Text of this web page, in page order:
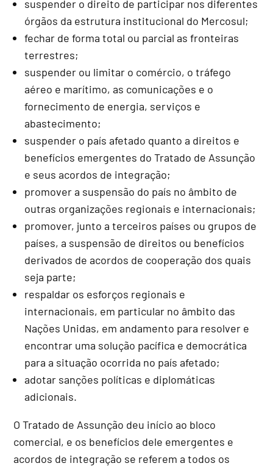
suspender o direito de participar nos diferentes
órgãos da estrutura institucional do Mercosul;
fechar de forma total ou parcial as fronteiras
terrestres;
suspender ou limitar o comércio, o tráfego
aéreo e marítimo, as comunicações e o
fornecimento de energia, serviços e
abastecimento;
suspender o país afetado quanto a direitos e
benefícios emergentes do Tratado de Assunção
e seus acordos de integração;
promover a suspensão do país no âmbito de
outras organizações regionais e internacionais;
promover, junto a terceiros países ou grupos de
países, a suspensão de direitos ou benefícios
derivados de acordos de cooperação dos quais
seja parte;
respaldar os esforços regionais e
internacionais, em particular no âmbito das
Nações Unidas, em andamento para resolver e
encontrar uma solução pacífica e democrática
para a situação ocorrida no país afetado;
adotar sanções políticas e diplomáticas
adicionais.
O Tratado de Assunção deu início ao bloco
comercial, e os benefícios dele emergentes e
acordos de integração se referem a todos os